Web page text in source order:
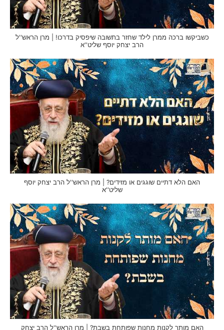
כשביקשו ברכה ממרן לילד שחזר בתשובה שיפסיק בדרכו! | מרן הראש''ל
הרב יצחק יוסף שליט''א
האם הלא דתיים שוגגים או מזידים? | מרן הראש''ל הרב יצחק יוסף
שליט''א
האם מותר לקנות מחנות שפותחת בשבת? | מרן הראש''ל הרב יצחק